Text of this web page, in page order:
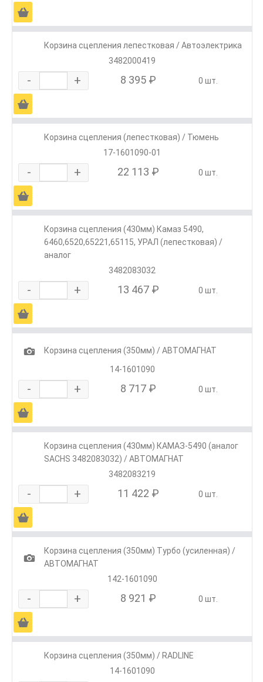
Ä
Корзина сцепления лепестковая / Автоэлектрика
3482000419
- + 8 395 ₽ 0 шт.
Ä
Корзина сцепления (лепестковая) / Тюмень
17-1601090-01
- + 22 113 ₽ 0 шт.
Ä
Корзина сцепления (430мм) Камаз 5490,
6460,6520,65221,65115, УРАЛ (лепестковая) /
аналог
3482083032
- + 13 467 ₽ 0 шт.
Ä
1
Корзина сцепления (350мм) / АВТОМАГНАТ
14-1601090
- + 8 717 ₽ 0 шт.
Ä
Корзина сцепления (430мм) КАМАЗ-5490 (аналог
SACHS 3482083032) / АВТОМАГНАТ
3482083219
- + 11 422 ₽ 0 шт.
Ä
1
Корзина сцепления (350мм) Турбо (усиленная) /
АВТОМАГНАТ
142-1601090
- + 8 921 ₽ 0 шт.
Ä
Корзина сцепления (350мм) / RADLINE
14-1601090